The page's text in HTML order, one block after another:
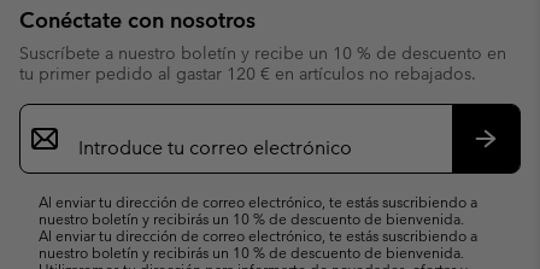
Conéctate con nosotros
Suscríbete a nuestro boletín y recibe un 10 % de descuento en
tu primer pedido al gastar 120 € en artículos no rebajados.
Suscripción
de
correo
Al enviar tu dirección de correo electrónico, te estás suscribiendo a
nuestro boletín y recibirás un 10 % de descuento de bienvenida.
Al enviar tu dirección de correo electrónico, te estás suscribiendo a
nuestro boletín y recibirás un 10 % de descuento de bienvenida.